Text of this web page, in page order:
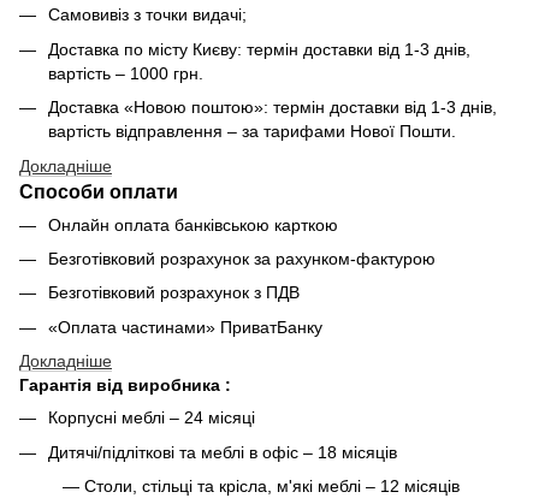
Самовивіз з точки видачі;
Доставка по місту Києву: термін доставки від 1-3 днів,
вартість – 1000 грн.
Доставка «Новою поштою»: термін доставки від 1-3 днів,
вартість відправлення – за тарифами Нової Пошти.
Докладніше
Способи оплати
Онлайн оплата банківською карткою
Безготівковий розрахунок за рахунком-фактурою
Безготівковий розрахунок з ПДВ
«Оплата частинами» ПриватБанку
Докладніше
Гарантія від виробника :
Корпусні меблі – 24 місяці
Дитячі/підліткові та меблі в офіс – 18 місяців
— Столи, стільці та крісла, м'які меблі – 12 місяців